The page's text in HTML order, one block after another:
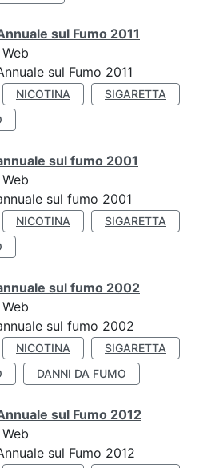
sul Fumo 2011
sul Fumo 2011
NICOTINA
SIGARETTA
sul fumo 2001
sul fumo 2001
NICOTINA
SIGARETTA
sul fumo 2002
sul fumo 2002
NICOTINA
SIGARETTA
DANNI DA FUMO
sul Fumo 2012
sul Fumo 2012